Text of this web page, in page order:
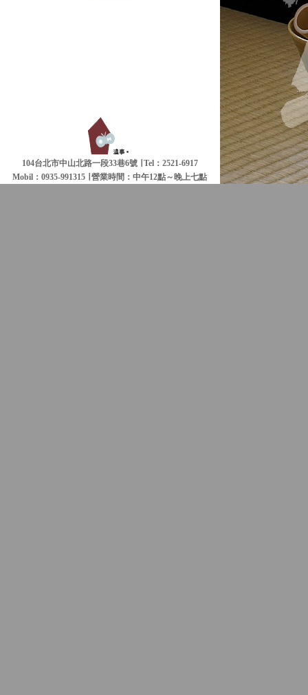
104台北市中山北路一段33巷6號 ∣ Tel：2521-6917
Mobil：0935-991315 ∣
營業時間：中午12點～晚上七點